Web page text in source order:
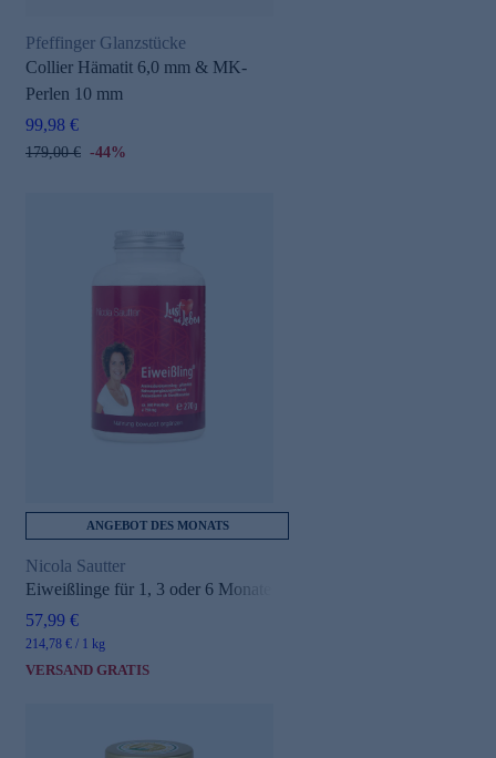
Pfeffinger Glanzstücke
Collier Hämatit 6,0 mm & MK-
Perlen 10 mm
99,98 €
179,00 € -44%
ANGEBOT DES MONATS
Nicola Sautter
Eiweißlinge für 1, 3 oder 6 Monate
57,99 €
214,78 € / 1 kg
VERSAND GRATIS